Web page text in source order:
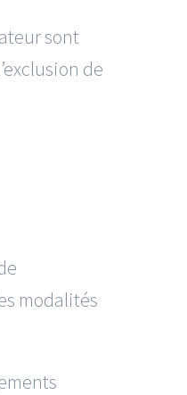
sont
de
modalités